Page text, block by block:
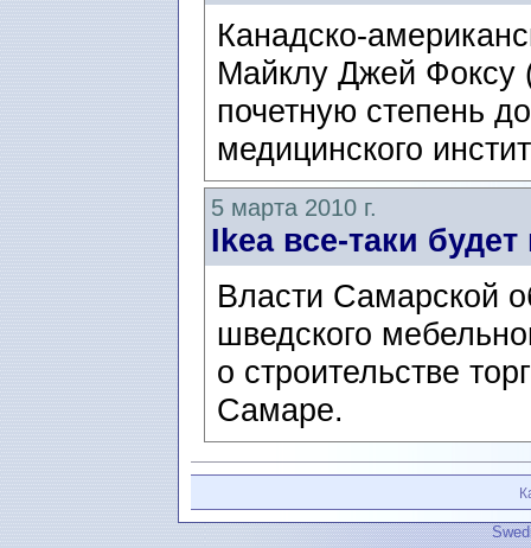
Канадско-
Майклу Джей Фоксу
почетную степень
медицинского
5 марта 2010 г.
Ikea все-таки
Власти Самарской
шведского
о строительстве
Самаре.